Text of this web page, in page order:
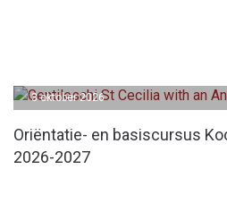
Oriëntatie- en basiscursus
2026-2027
3 oktober 2026